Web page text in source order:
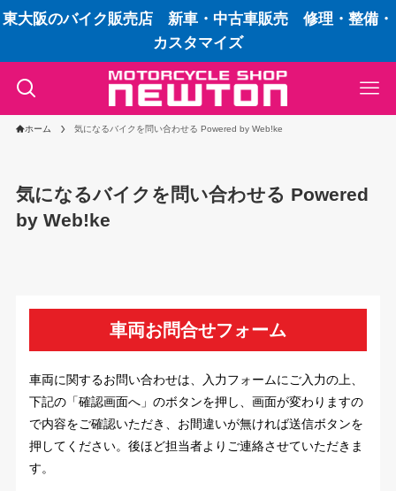
東大阪のバイク販売店 新車・中古車販売 修理・整備・
カスタマイズ
ホーム 気になるバイクを問い合わせる Powered by Web!ke
気になるバイクを問い合わせる Powered
by Web!ke
車両お問合せフォーム
車両に関するお問い合わせは、入力フォームにご入力の上、
下記の「確認画面へ」のボタンを押し、画面が変わりますの
で内容をご確認いただき、お間違いが無ければ送信ボタンを
押してください。後ほど担当者よりご連絡させていただきま
す。